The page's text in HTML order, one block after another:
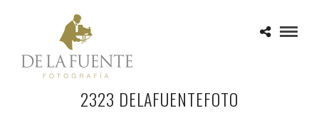
2323 DELAFUENTEFOTO